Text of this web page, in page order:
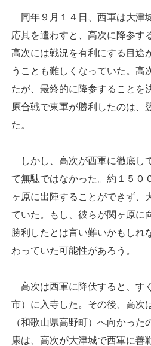
同年９月１４日、西軍は大津
応其を遣わすと、高次に降参す
高次には戦況を有利にする目途
うことも難しくなっていた。高
たが、最終的に降参することを
原合戦で東軍が勝利したのは、
た。
しかし、高次が西軍に徹底し
て無駄ではなかった。約１５０
ヶ原に出陣することができず、
ていた。もし、彼らが関ヶ原に
勝利したとは言い難いかもしれ
わっていた可能性があろう。
高次は西軍に降伏すると、す
市）に入寺した。その後、高次
（和歌山県高野町）へ向かった
康は、高次が大津城で西軍に善